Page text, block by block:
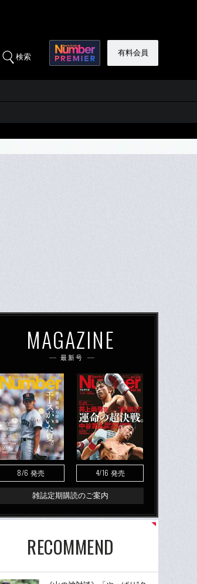
検索 有料会員
MAGAZINE
最新号
8/6 発売 4/16 発売
雑誌定期購読のご案内
RECOMMEND